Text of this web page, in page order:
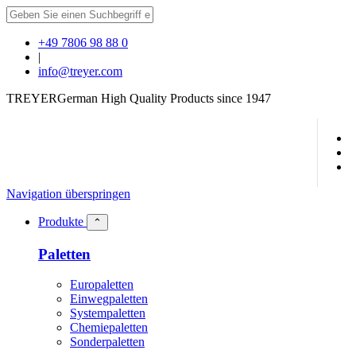
+49 7806 98 88 0
|
info@treyer.com
TREYERGerman High Quality Products since 1947
Navigation überspringen
Produkte ⌃
Paletten
Europaletten
Einwegpaletten
Systempaletten
Chemiepaletten
Sonderpaletten